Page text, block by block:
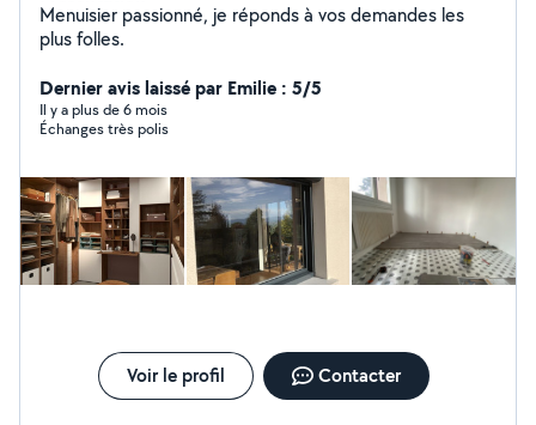
Menuisier passionné, je réponds à vos demandes les
plus folles.
Dernier avis laissé par Emilie : 5/5
Il y a plus de 6 mois
Échanges très polis
Voir le profil Contacter